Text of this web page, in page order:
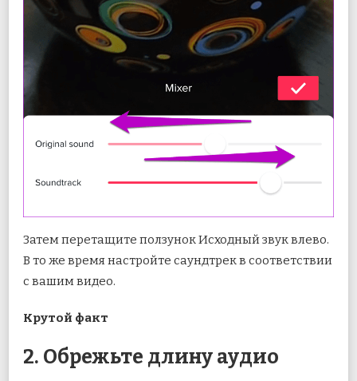
Затем перетащите ползунок Исходный звук влево.
В то же время настройте саундтрек в соответствии
с вашим видео.
Крутой факт
2. Обрежьте длину аудио